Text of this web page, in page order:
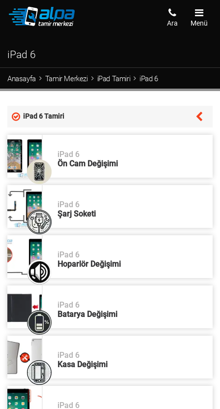
Menü
Ara
iPad 6
Anasayfa Tamir Merkezi iPad Tamiri iPad 6
iPad 6 Tamiri
iPad 6
Ön Cam Değişimi
iPad 6
Şarj Soketi
iPad 6
Hoparlör Değişimi
iPad 6
Batarya Değişimi
iPad 6
Kasa Değişimi
iPad 6